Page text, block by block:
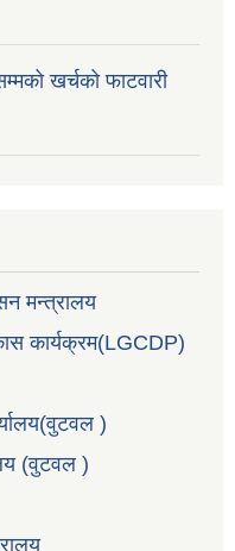
खर्चको फाटवारी
मन्त्रालय
कार्यक्रम(LGCDP)
)
(वुटवल )